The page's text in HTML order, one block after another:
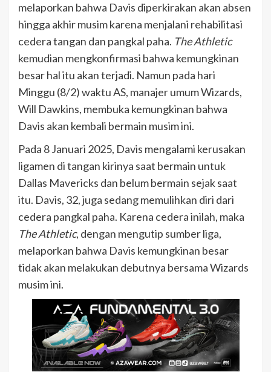
melaporkan bahwa Davis diperkirakan akan absen
hingga akhir musim karena menjalani rehabilitasi
cedera tangan dan pangkal paha. The Athletic
kemudian mengkonfirmasi bahwa kemungkinan
besar hal itu akan terjadi. Namun pada hari
Minggu (8/2) waktu AS, manajer umum Wizards,
Will Dawkins, membuka kemungkinan bahwa
Davis akan kembali bermain musim ini.
Pada 8 Januari 2025, Davis mengalami kerusakan
ligamen di tangan kirinya saat bermain untuk
Dallas Mavericks dan belum bermain sejak saat
itu. Davis, 32, juga sedang memulihkan diri dari
cedera pangkal paha. Karena cedera inilah, maka
The Athletic, dengan mengutip sumber liga,
melaporkan bahwa Davis kemungkinan besar
tidak akan melakukan debutnya bersama Wizards
musim ini.